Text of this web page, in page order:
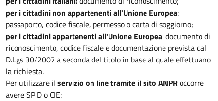
per i cittadini non appartenenti all'Unione Europea:
passaporto, codice fiscale, permesso o carta di soggiorno;
per i cittadini appartenenti all'Unione Europea: documento di
riconoscimento, codice fiscale e documentazione prevista dal
D.Lgs 30/2007 a seconda del titolo in base al quale effettuano
la richiesta.
Per utilizzare il servizio on line tramite il sito ANPRoccorre
avere SPID o CIE: